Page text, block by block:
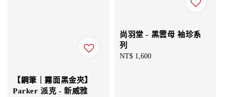
【鋼筆｜霧面黑金夾】
Parker 派克 - 新威雅
尚羽堂 - 黑雲母 袖珍系
列
Regular
NT$ 1,600